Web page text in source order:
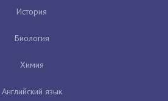
История
Биология
Химия
Английский язык